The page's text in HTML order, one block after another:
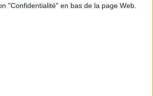
"Confidentialité" en bas de la page Web.